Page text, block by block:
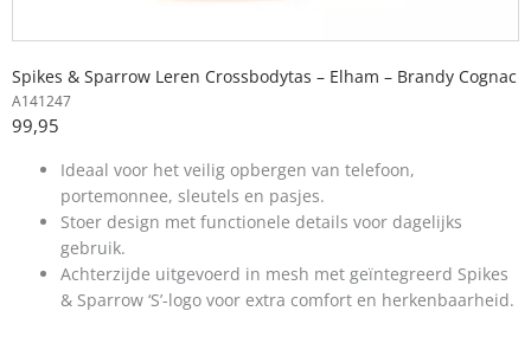
Spikes & Sparrow Leren Crossbodytas – Elham – Brandy Cognac
A141247
99,95
Ideaal voor het veilig opbergen van telefoon,
portemonnee, sleutels en pasjes.
Stoer design met functionele details voor dagelijks
gebruik.
Achterzijde uitgevoerd in mesh met geïntegreerd Spikes
& Sparrow ‘S’-logo voor extra comfort en herkenbaarheid.